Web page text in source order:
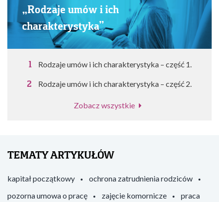
„Rodzaje umów i ich
charakterystyka”
Rodzaje umów i ich charakterystyka – część 1.
Rodzaje umów i ich charakterystyka – część 2.
Zobacz wszystkie
TEMATY ARTYKUŁÓW
kapitał początkowy
ochrona zatrudnienia rodziców
pozorna umowa o pracę
zajęcie komornicze
praca